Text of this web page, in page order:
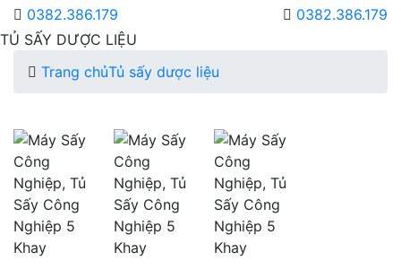
0382.386.179
0382.386.179
TỦ SẤY DƯỢC LIỆU
Trang chủTủ sấy dược liệu